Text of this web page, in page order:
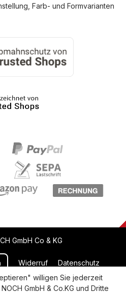
Farb- und Formvarianten
GmbH Co & KG
Widerruf Datenschutz
AGB
Impressum
willigen Sie jederzeit
GmbH & Co.KG und Dritte